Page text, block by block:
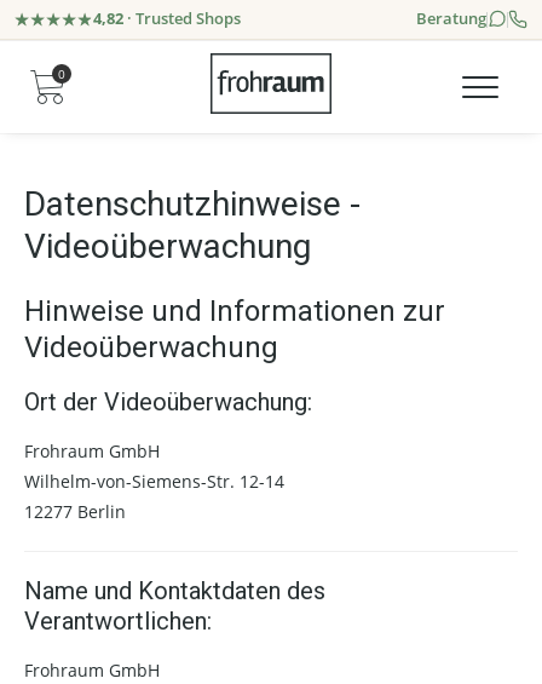
4,82 · Trusted Shops Beratung
0
Datenschutzhinweise -
Videoüberwachung
Hinweise und Informationen zur
Videoüberwachung
Ort der Videoüberwachung:
Frohraum GmbH
Wilhelm-von-Siemens-Str. 12-14
12277 Berlin
Name und Kontaktdaten des
Verantwortlichen:
Frohraum GmbH